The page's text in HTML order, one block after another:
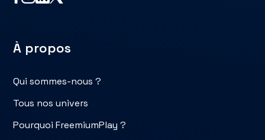
À propos
Qui sommes-nous ?
Tous nos univers
Pourquoi FreemiumPlay ?